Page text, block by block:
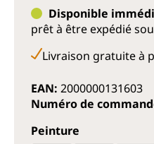
Disponible
prêt à être expédié
Livraison gratuite à
EAN: 2000000131603
Numéro de
Sélectionnez
Peinture